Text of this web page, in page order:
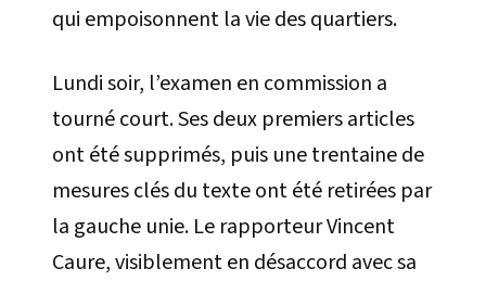
qui empoisonnent la vie des quartiers.
Lundi soir, l’examen en commission a
tourné court. Ses deux premiers articles
ont été supprimés, puis une trentaine de
mesures clés du texte ont été retirées par
la gauche unie. Le rapporteur Vincent
Caure, visiblement en désaccord avec sa